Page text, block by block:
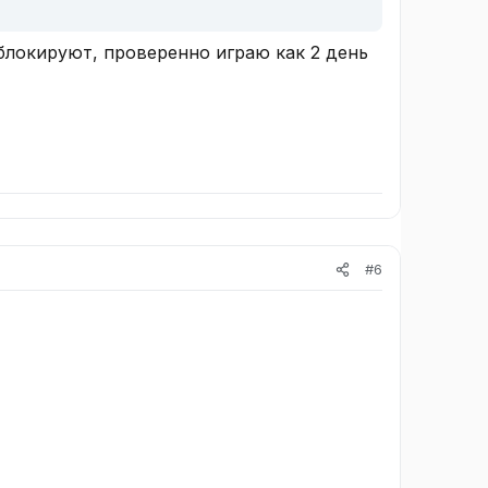
проверенно играю как 2 день
#6